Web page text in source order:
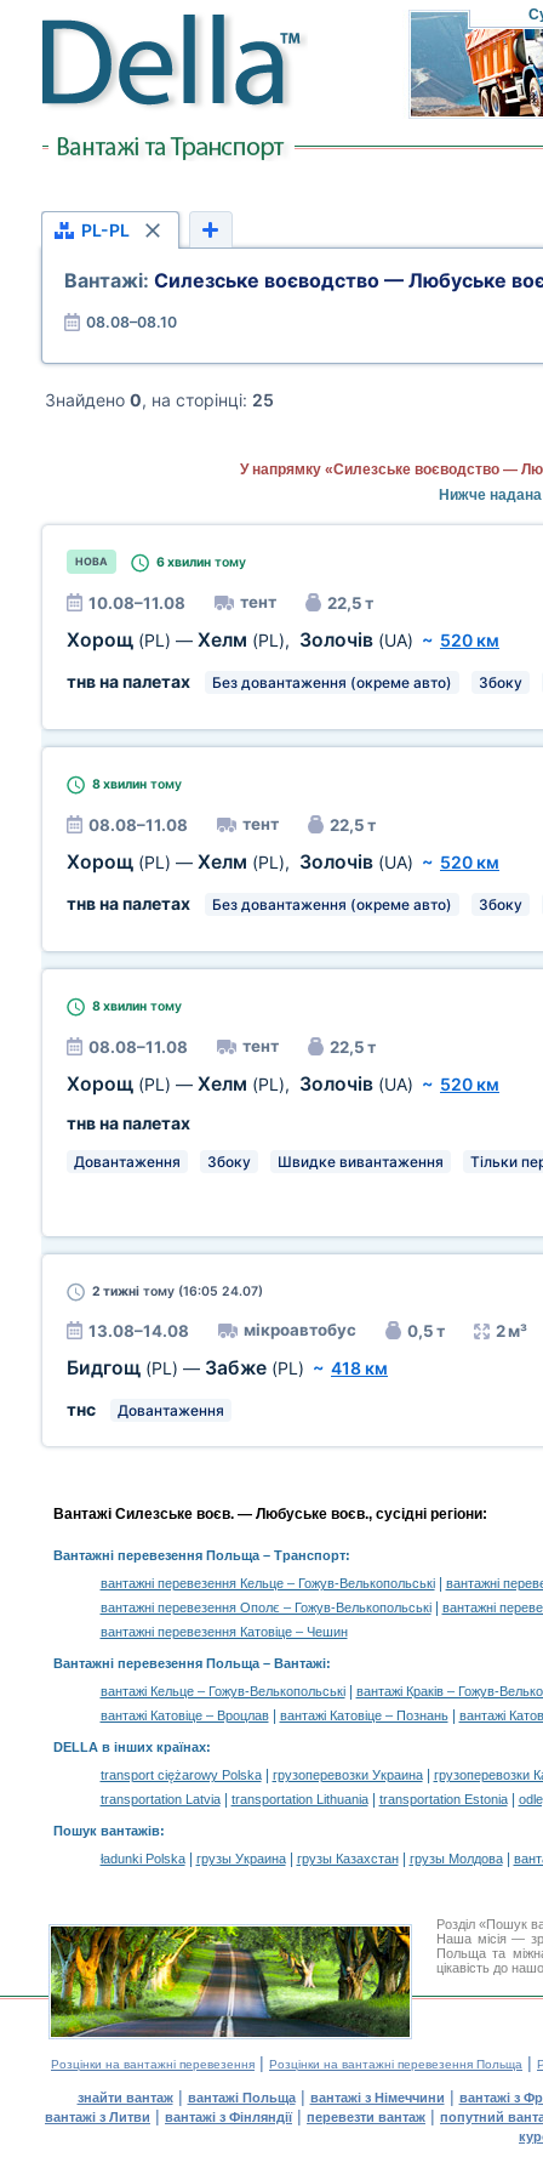
PL-PL
Вантажі: Силезське воєводство — Любуське
08.08–08.10
Знайдено 0, на сторінці: 25
У напрямку «Силезське воєводство —
Нижче
НОВА 6 хвилин тому
10.08–11.08 тент 22,5 т
Хорощ (PL) — Хелм (PL), Золочів (UA) ~ 520 км
тнв на палетах
Без довантаження (окреме авто) Збоку
8 хвилин тому
08.08–11.08 тент 22,5 т
Хорощ (PL) — Хелм (PL), Золочів (UA) ~ 520 км
тнв на палетах
Без довантаження (окреме авто) Збоку
8 хвилин тому
08.08–11.08 тент 22,5 т
Хорощ (PL) — Хелм (PL), Золочів (UA) ~ 520 км
тнв на палетах
Довантаження Збоку Швидке вивантаження Тільки
2 тижні тому (16:05 24.07)
13.08–14.08 мікроавтобус 0,5 т 2 м³
Бидгощ (PL) — Забже (PL) ~ 418 км
тнс
Довантаження
Вантажі Силезське воєв. — Любуське воєв., сусідні регіони:
Вантажні перевезення Польща– Транспорт:
вантажні перевезення Кельце – Гожув-Велькопольські|
вантажні
вантажні перевезення Ополє – Гожув-Велькопольські|
вантажні
вантажні перевезення Катовіце – Чешин
Вантажні перевезення Польща – Вантажі:
вантажі Кельце – Гожув-Велькопольські|
вантажі Краків – Гожув-
вантажі Катовіце – Вроцлав| вантажі Катовіце – Познань| вантажі
DELLA в інших країнах:
transport ciężarowy Polska| грузоперевозки Украина|
грузоперевозки
transportation Latvia| transportation Lithuania| transportation Estonia|
Пошук вантажів:
ładunki Polska| грузы Украина| грузы Казахстан| грузы Молдова|
Розділ «Пошук
Наша місія —
Польща та
цікавість до
Розцінки на вантажні перевезення | Розцінки на вантажні перевезення Польща |
знайти вантаж| вантажі Польща| вантажі з Німеччини | вантажі з
вантажі з Литви | вантажі з Фінляндії| перевезти вантаж | попутний